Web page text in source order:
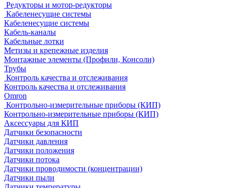
Редукторы и мотор-редукторы
Кабеленесущие системы
Кабеленесущие системы
Кабель-каналы
Кабельные лотки
Метизы и крепежные изделия
Монтажные элементы (Профили, Консоли)
Трубы
Контроль качества и отслеживания
Контроль качества и отслеживания
Omron
Контрольно-измерительные приборы (КИП)
Контрольно-измерительные приборы (КИП)
Аксессуары для КИП
Датчики безопасности
Датчики давления
Датчики положения
Датчики потока
Датчики проводимости (концентрации)
Датчики пыли